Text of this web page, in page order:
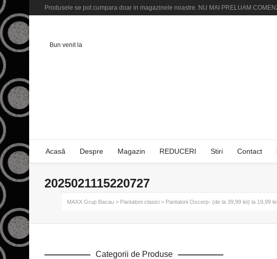
Produsele se pot cumpara doar in magazinele noastre. NU MAI PRELUAM
Bun venit la
Acasă Despre Magazin REDUCERI Stiri Contact
2025021115220727
MAXX Grup Bacau > Pantaloni clasici > Pantaloni Oscorp- (de la 39,99 lei) la 19,99
Categorii de Produse